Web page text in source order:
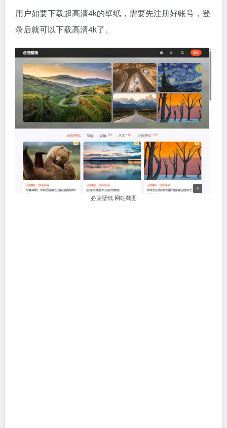
用户如要下载超高清4k的壁纸，需要先注册好账号，登
录后就可以下载高清4k了。
必应壁纸 网站截图